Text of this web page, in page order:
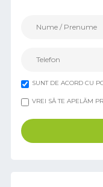
SUNT DE ACORD CU
VREI SĂ TE APELĂM